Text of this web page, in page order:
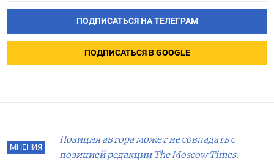
ПОДПИСАТЬСЯ НА ТЕЛЕГРАМ
ПОДПИСАТЬСЯ В GOOGLE
МНЕНИЯ
Позиция автора может не совпадать с
позицией редакции The Moscow Times.